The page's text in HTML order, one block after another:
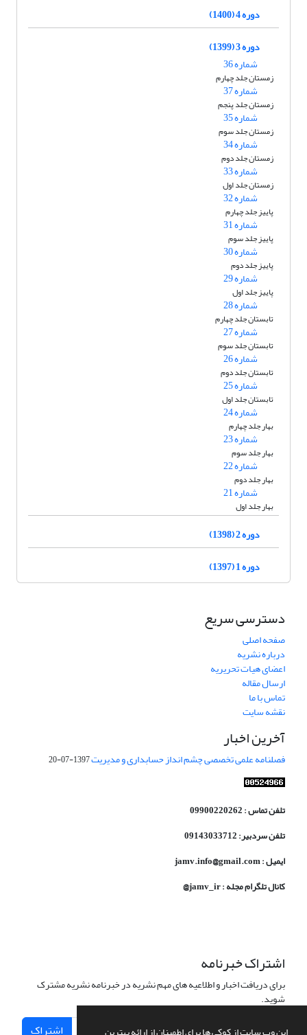
دوره 4 (1400)
دوره 3 (1399)
شماره 36
زمستان جلد چهارم
شماره 37
زمستان جلد پنجم
شماره 35
زمستان جلد سوم
شماره 34
زمستان جلد دوم
شماره 33
زمستان جلد اول
شماره 32
پاییز جلد چهارم
شماره 31
پاییز جلد سوم
شماره 30
پاییز جلد دوم
شماره 29
پاییز جلد اول
شماره 28
تابستان جلد چهارم
شماره 27
تابستان جلد سوم
شماره 26
تابستان جلد دوم
شماره 25
تابستان جلد اول
شماره 24
بهار جلد چهارم
شماره 23
بهار جلد سوم
شماره 22
بهار جلد دوم
شماره 21
بهار جلد اول
دوره 2 (1398)
دوره 1 (1397)
دسترسی سریع
صفحه اصلی
درباره نشریه
اعضای هیات تحریریه
ارسال مقاله
تماس با ما
نقشه سایت
آخرین اخبار
فصلنامه علمی تخصصی چشم انداز حسابداری و مدیریت1397-07-20
تلفن تماس : 09900220262
تلفن سردبیر: 09143033712
ایمیل : jamv.info@gmail.com
کانال تلگرام مجله : jamv_ir@
اشتراک خبرنامه
برای دریافت اخبار و اطلاعیه های مهم نشریه در خبرنامه نشریه مشترک
شوید.
اشتراک